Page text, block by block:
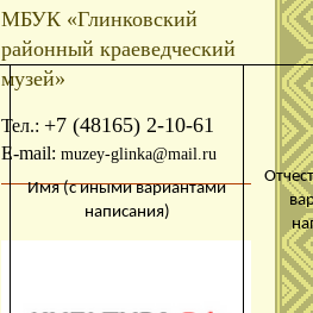
Имя (с иными вариантами
написания)
МБУК «Глинковский
районный краеведческий
музей»
Тел.: +7 (48165) 2-10-61
E-mail: muzey-glinka@mail.ru